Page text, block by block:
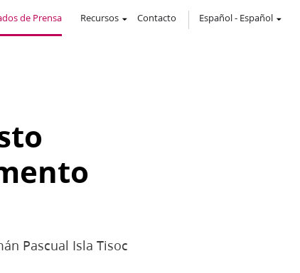
de Prensa Recursos Contacto Español- Español
Pascual Isla Tisoc